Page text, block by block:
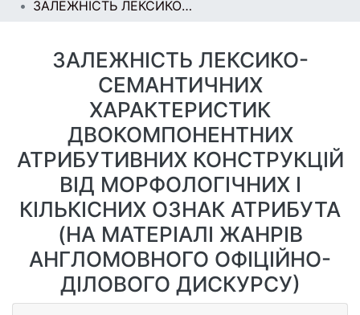
ЗАЛЕЖНІСТЬ ЛЕКСИКО-СЕМАНТИЧНИХ ХАРАКТЕРИСТИК ДВОКОМПОНЕНТНИХ АТРИБУТИВНИХ КОНСТРУКЦІЙ ВІД МОРФОЛОГІЧНИХ І КІЛЬКІСНИХ ОЗНАК АТРИБУТА (НА МАТЕРІАЛІ ЖАНРІВ АНГЛОМОВНОГО ОФІЦІЙНО-ДІЛОВОГО ДИСКУРСУ)
ЗАЛЕЖНІСТЬ ЛЕКСИКО-
СЕМАНТИЧНИХ
ХАРАКТЕРИСТИК
ДВОКОМПОНЕНТНИХ
АТРИБУТИВНИХ КОНСТРУКЦІЙ
ВІД МОРФОЛОГІЧНИХ І
КІЛЬКІСНИХ ОЗНАК АТРИБУТА
(НА МАТЕРІАЛІ ЖАНРІВ
АНГЛОМОВНОГО ОФІЦІЙНО-
ДІЛОВОГО ДИСКУРСУ)